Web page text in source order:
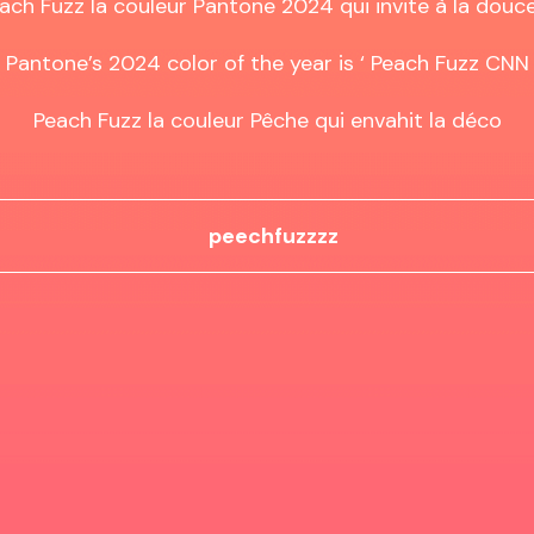
Fuzz la couleur Pantone 2024 qui invite à la
Pantone’s 2024 color of the year is ‘ Peach Fuzz CNN
Peach Fuzz la couleur Pêche qui envahit la déco
peechfuzzzz